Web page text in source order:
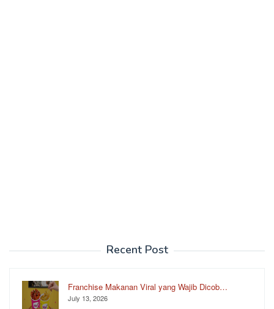
Recent Post
Franchise Makanan Viral yang Wajib Dicob…
July 13, 2026